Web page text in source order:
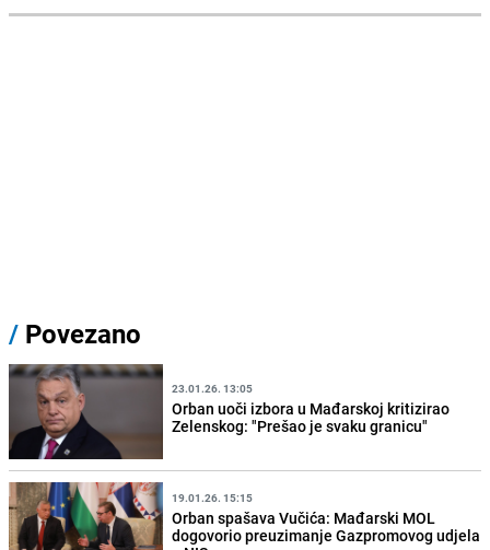
/ Povezano
23.01.26. 13:05
Orban uoči izbora u Mađarskoj kritizirao
Zelenskog: "Prešao je svaku granicu"
19.01.26. 15:15
Orban spašava Vučića: Mađarski MOL
dogovorio preuzimanje Gazpromovog udjela